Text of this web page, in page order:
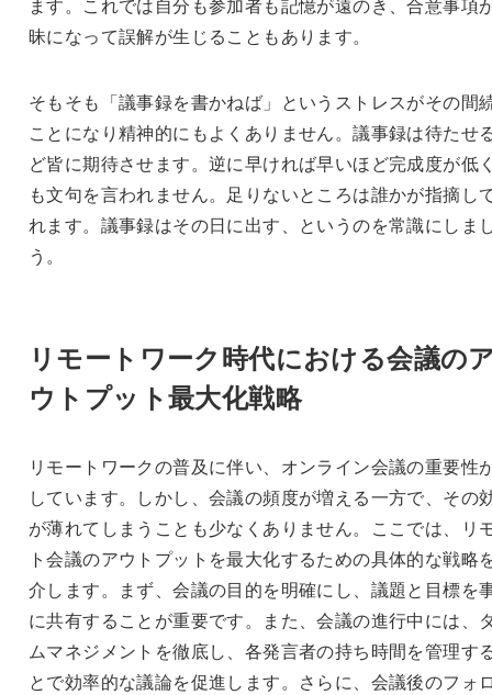
昧になって誤解が生じることもあります。
そもそも「議事録を書かねば」というストレスがその間
ことになり精神的にもよくありません。議事録は待たせ
ど皆に期待させます。逆に早ければ早いほど完成度が低
も文句を言われません。足りないところは誰かが指摘し
れます。議事録はその日に出す、というのを常識にしま
う。
リモートワーク時代における会議の
ウトプット最大化戦略
リモートワークの普及に伴い、オンライン会議の重要性
しています。しかし、会議の頻度が増える一方で、その
が薄れてしまうことも少なくありません。ここでは、リ
ト会議のアウトプットを最大化するための具体的な戦略
介します。まず、会議の目的を明確にし、議題と目標を
に共有することが重要です。また、会議の進行中には、
ムマネジメントを徹底し、各発言者の持ち時間を管理す
とで効率的な議論を促進します。さらに、会議後のフォ